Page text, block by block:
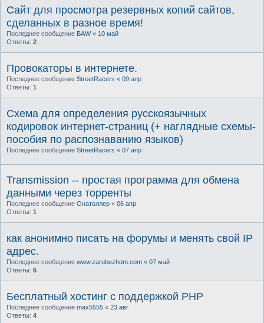
Сайт для просмотра резервных копий сайтов,
сделанных в разное время!
Последнее сообщение BAW« 10 май
Ответы: 2
Провокаторы в интернете.
Последнее сообщение StreetRacers « 09 апр
Ответы: 1
Схема для определения русскоязычных
кодировок интернет-страниц (+ наглядные схемы-
пособия по распознаванию языков)
Последнее сообщение StreetRacers « 07 апр
Transmission -- простая программа для обмена
данными через торренты
Последнее сообщение Онатоллер « 06 апр
Ответы: 1
как анонимно писать на форумы и менять свой IP
адрес.
Последнее сообщение www.zarubezhom.com « 07 май
Ответы: 6
Бесплатный хостинг с поддержкой PHP
Последнее сообщение max5555 « 23 авг
Ответы: 4